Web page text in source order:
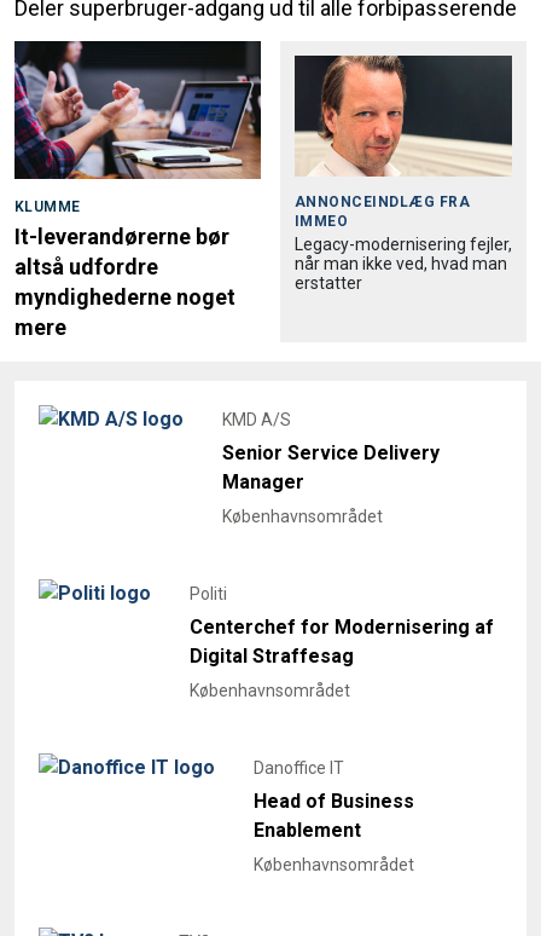
Deler superbruger-adgang ud til alle forbipasserende
KLUMME
It-leverandørerne bør
altså udfordre
myndighederne noget
mere
ANNONCEINDLÆG FRA
IMMEO
Legacy-modernisering fejler,
når man ikke ved, hvad man
erstatter
KMD A/S
Senior Service Delivery
Manager
Københavnsområdet
Politi
Centerchef for Modernisering af
Digital Straffesag
Københavnsområdet
Danoffice IT
Head of Business
Enablement
Københavnsområdet